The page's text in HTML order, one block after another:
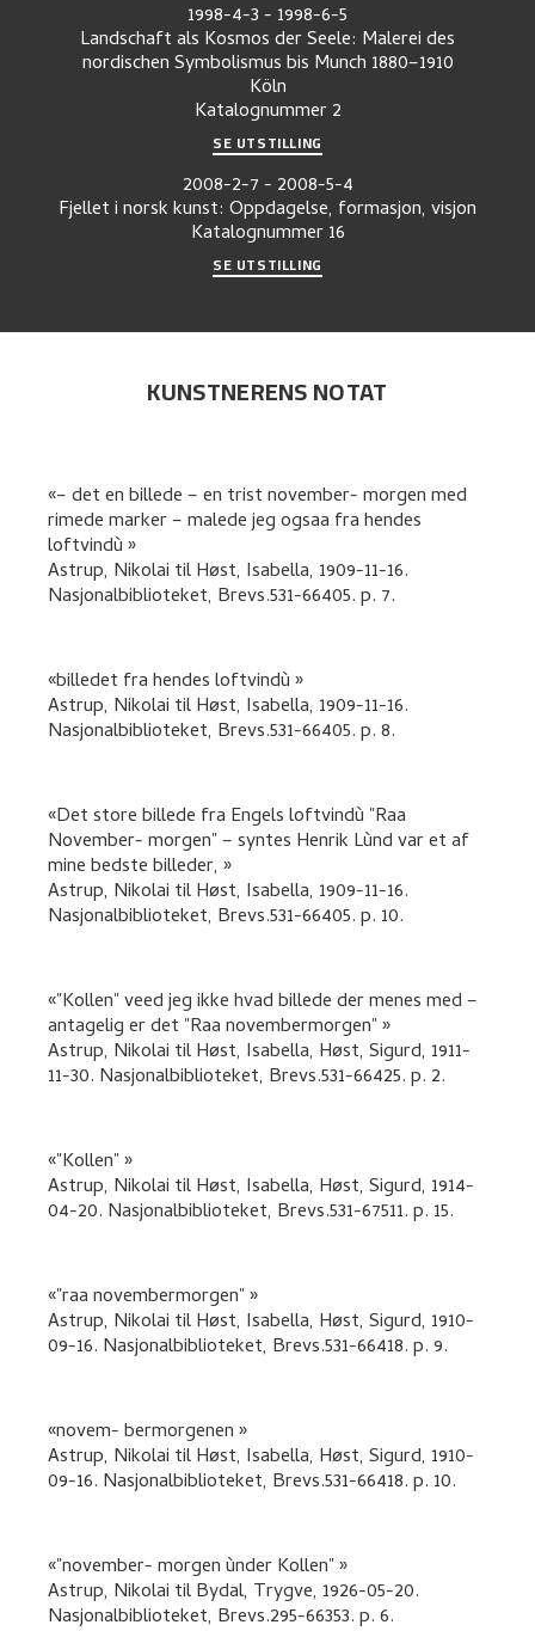
1998-4-3- 1998-6-5
Landschaft als Kosmos der Seele: Malerei des
nordischen Symbolismus bis Munch 1880–1910
Köln
Katalognummer 2
SE UTSTILLING
2008-2-7- 2008-5-4
Fjellet i norsk kunst: Oppdagelse, formasjon, visjon
Katalognummer 16
SE UTSTILLING
KUNSTNERENS NOTAT
– det en billede – en trist november- morgen med
rimede marker – malede jeg ogsaa fra hendes
loftvindù
Astrup, Nikolai tilHøst, Isabella, 1909-11-16.
Nasjonalbiblioteket, Brevs.531-66405.p. 7.
billedet fra hendes loftvindù
Astrup, Nikolai tilHøst, Isabella, 1909-11-16.
Nasjonalbiblioteket, Brevs.531-66405.p. 8.
Det store billede fra Engels loftvindù "Raa
November- morgen" – syntes Henrik Lùnd var et af
mine bedste billeder,
Astrup, Nikolai tilHøst, Isabella, 1909-11-16.
Nasjonalbiblioteket, Brevs.531-66405.p. 10.
"Kollen" veed jeg ikke hvad billede der menes med –
antagelig er det "Raa novembermorgen"
Astrup, Nikolai tilHøst, Isabella, Høst, Sigurd, 1911-
11-30. Nasjonalbiblioteket, Brevs.531-66425.p. 2.
"Kollen"
Astrup, Nikolai tilHøst, Isabella, Høst, Sigurd, 1914-
04-20. Nasjonalbiblioteket, Brevs.531-67511.p. 15.
"raa novembermorgen"
Astrup, Nikolai tilHøst, Isabella, Høst, Sigurd, 1910-
09-16. Nasjonalbiblioteket, Brevs.531-66418.p. 9.
novem- bermorgenen
Astrup, Nikolai tilHøst, Isabella, Høst, Sigurd, 1910-
09-16. Nasjonalbiblioteket, Brevs.531-66418.p. 10.
"november- morgen ùnder Kollen"
Astrup, Nikolai tilBydal, Trygve, 1926-05-20.
Nasjonalbiblioteket, Brevs.295-66353.p. 6.